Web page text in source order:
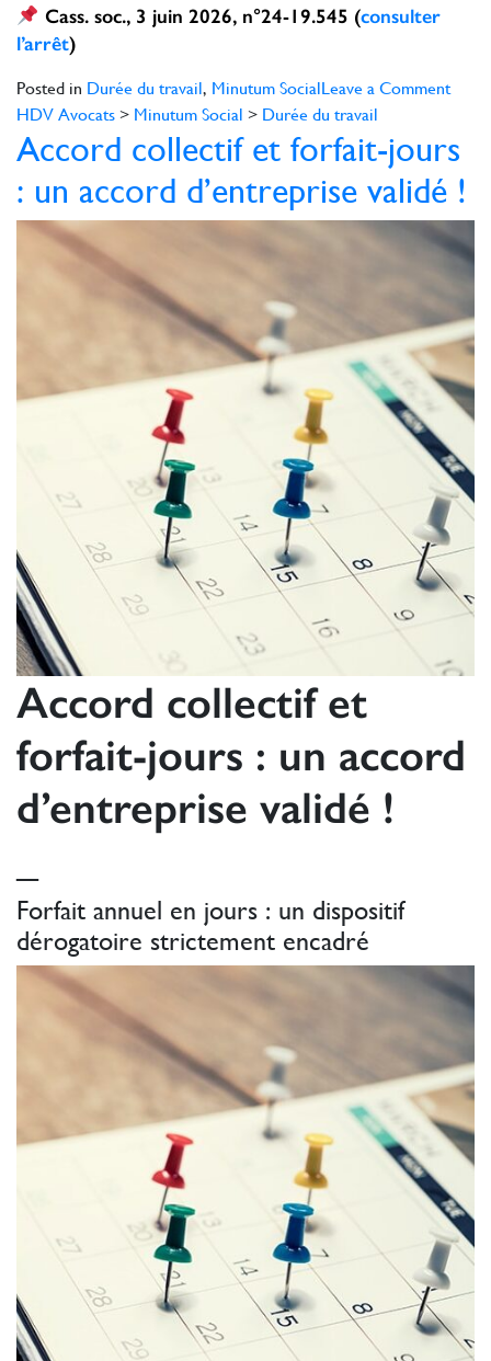
Cass. soc., 3 juin 2026, n°24-19.545 (consulter
l’arrêt)
Posted in Durée du travail, Minutum SocialLeave a Commenton
et
temps
de
HDV Avocats > Minutum Social > Durée du travail
Accord collectif et forfait-jours
: un accord d’entreprise validé !
Accord collectif et
forfait-jours : un accord
d’entreprise validé !
Forfait annuel en jours : un dispositif
dérogatoire strictement encadré